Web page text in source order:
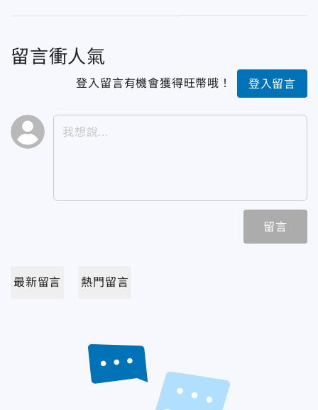
留言衝人氣
登入留言有機會獲得旺幣哦！ 登入留言
留言
最新留言 熱門留言